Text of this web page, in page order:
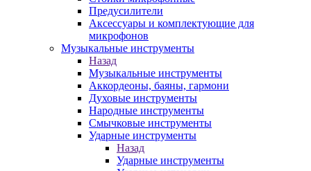
Предусилители
Аксессуары и комплектующие для
микрофонов
Музыкальные инструменты
Назад
Музыкальные инструменты
Аккордеоны, баяны, гармони
Духовые инструменты
Народные инструменты
Смычковые инструменты
Ударные инструменты
Назад
Ударные инструменты